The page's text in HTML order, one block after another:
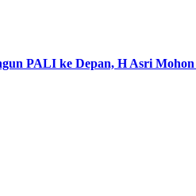
PALI ke Depan, H Asri